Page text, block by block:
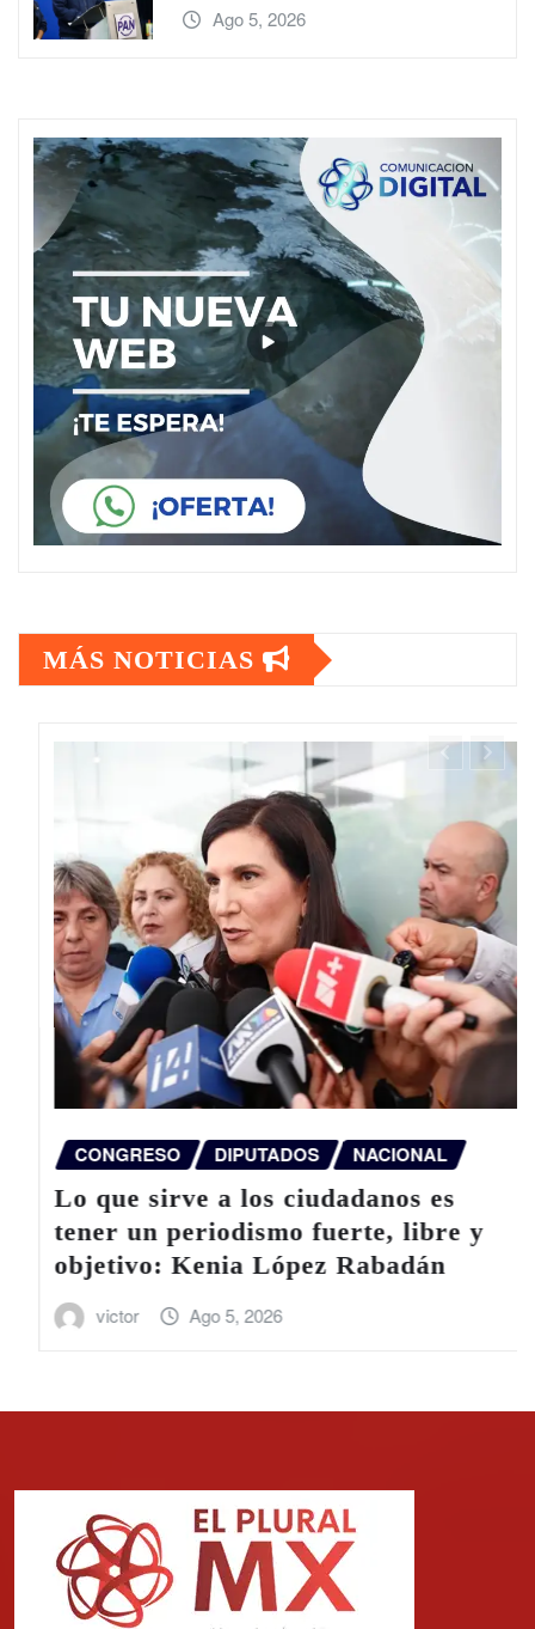
Ago 5, 2026
MÁS NOTICIAS
CONGRESO DIPUTADOS NACIONAL
Lo que sirve a los ciudadanos es
tener un periodismo fuerte, libre y
objetivo: Kenia López Rabadán
victor Ago 5, 2026